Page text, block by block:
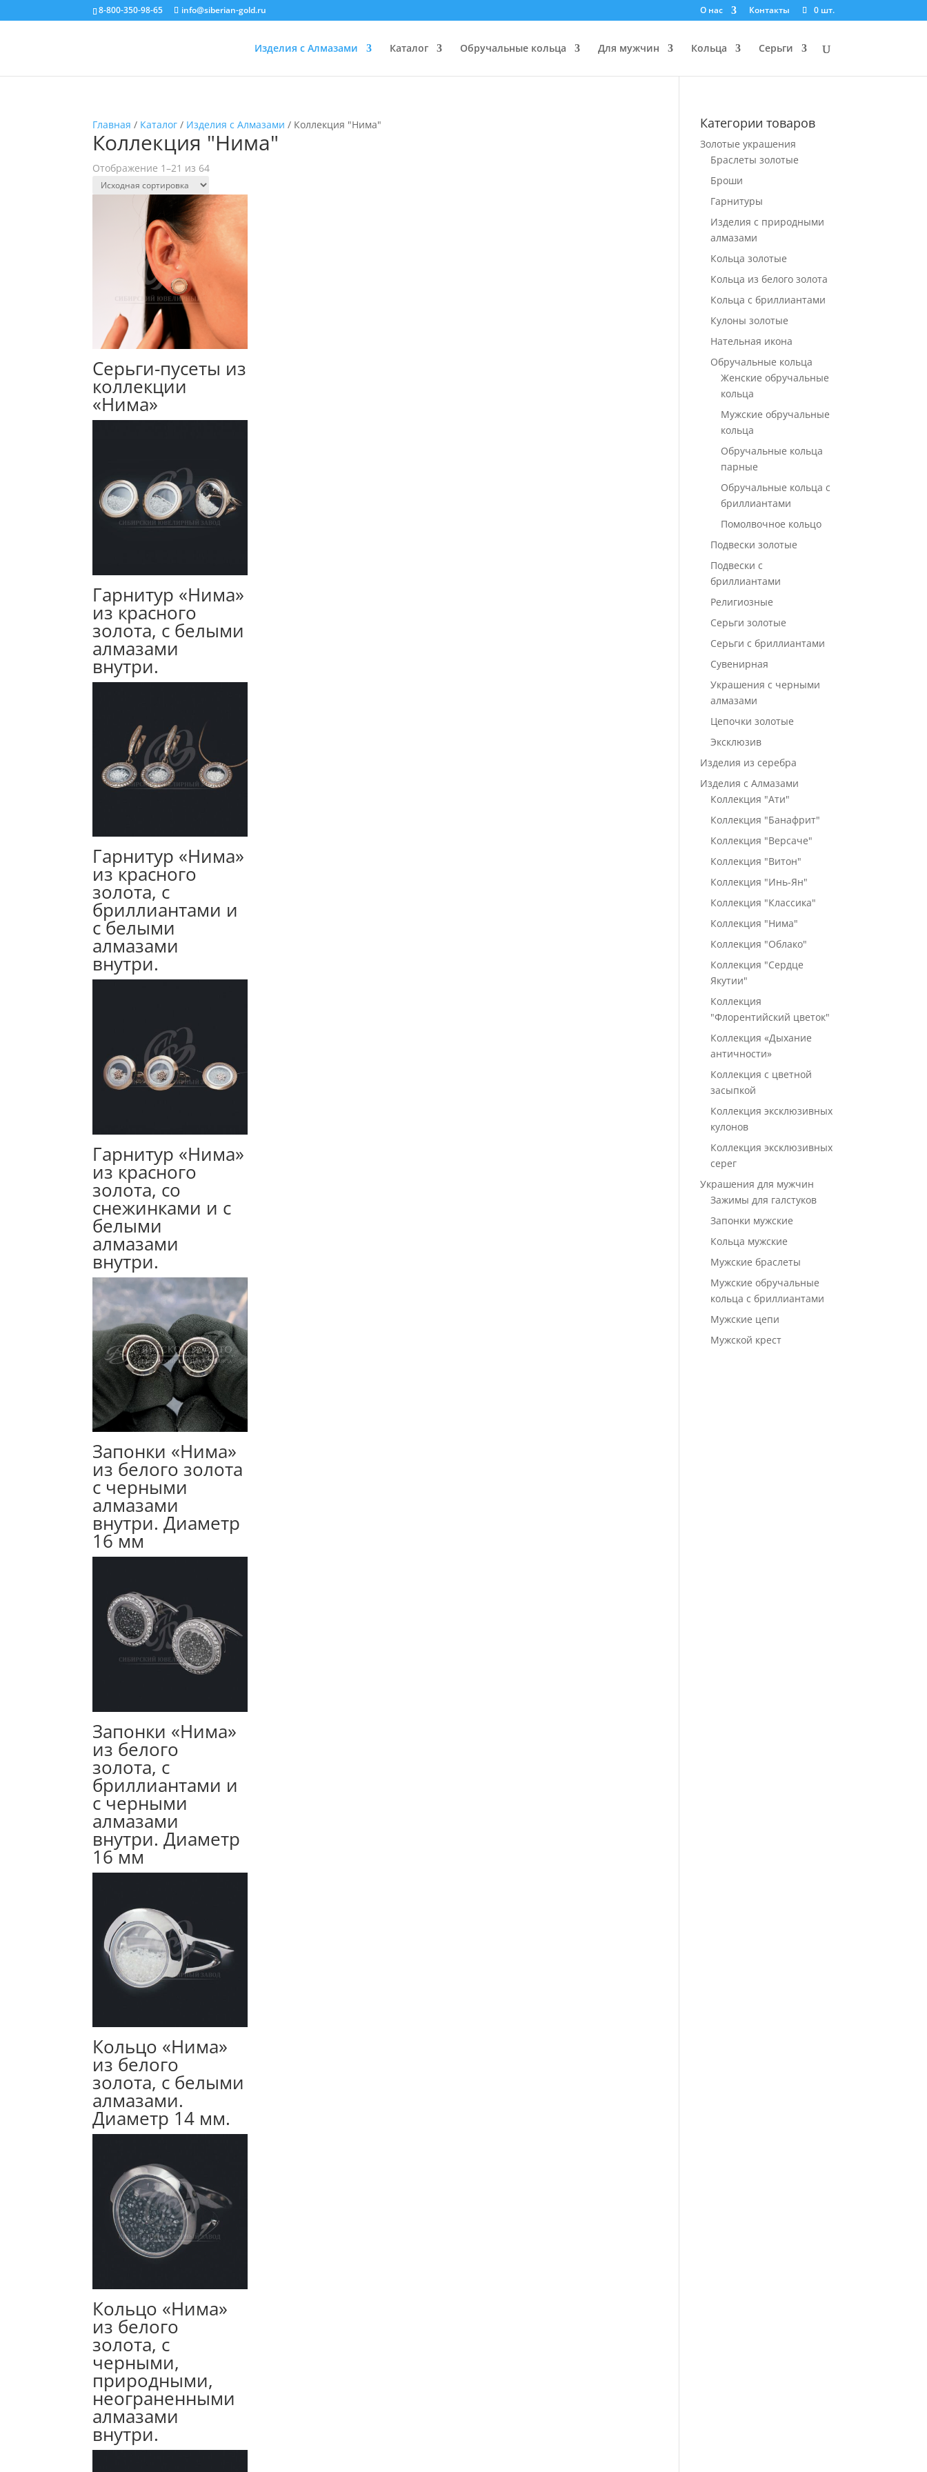
8-800-350-98-65 info@siberian-gold.ru О нас Контакты 0 шт.
Изделия с Алмазами Каталог Обручальные кольца Для мужчин Кольца Серьги
Главная / Каталог / Изделия с Алмазами / Коллекция "Нима"
Коллекция "Нима"
Отображение 1–21 из 64
Cерьги-пусеты из
коллекции
«Нима»
Гарнитур «Нима»
из красного
золота, с белыми
алмазами
внутри.
Гарнитур «Нима»
из красного
золота, с
бриллиантами и
с белыми
алмазами
внутри.
Гарнитур «Нима»
из красного
золота, со
снежинками и с
белыми
алмазами
внутри.
Запонки «Нима»
из белого золота
с черными
алмазами
внутри. Диаметр
16 мм
Запонки «Нима»
из белого
золота, с
бриллиантами и
с черными
алмазами
внутри. Диаметр
16 мм
Кольцо «Нима»
из белого
золота, с белыми
алмазами.
Диаметр 14 мм.
Кольцо «Нима»
из белого
золота, с
черными,
природными,
неограненными
алмазами
внутри.
Категории товаров
Золотые украшения
Браслеты золотые
Броши
Гарнитуры
Изделия с природными
алмазами
Кольца золотые
Кольца из белого золота
Кольца с бриллиантами
Кулоны золотые
Нательная икона
Обручальные кольца
Женские обручальные
кольца
Мужские обручальные
кольца
Обручальные кольца
парные
Обручальные кольца с
бриллиантами
Помолвочное кольцо
Подвески золотые
Подвески с
бриллиантами
Религиозные
Серьги золотые
Серьги с бриллиантами
Сувенирная
Украшения с черными
алмазами
Цепочки золотые
Эксклюзив
Изделия из серебра
Изделия с Алмазами
Коллекция "Ати"
Коллекция "Банафрит"
Коллекция "Версаче"
Коллекция "Витон"
Коллекция "Инь-Ян"
Коллекция "Классика"
Коллекция "Нима"
Коллекция "Облако"
Коллекция "Сердце
Якутии"
Коллекция
"Флорентийский цветок"
Коллекция «Дыхание
античности»
Коллекция с цветной
засыпкой
Коллекция эксклюзивных
кулонов
Коллекция эксклюзивных
серег
Украшения для мужчин
Зажимы для галстуков
Запонки мужские
Кольца мужские
Мужские браслеты
Мужские обручальные
кольца с бриллиантами
Мужские цепи
Мужской крест